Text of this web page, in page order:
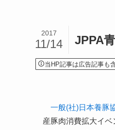
JPPA
2017
11/14
当HP記事は広告記事も
一般(社)日本養豚
産豚肉消費拡大イ